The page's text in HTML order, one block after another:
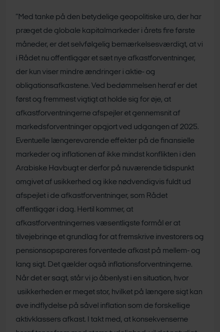
”Med tanke på den betydelige geopolitiske uro, der har
præget de globale kapitalmarkeder i årets fire første
måneder, er det selvfølgelig bemærkelsesværdigt, at vi
i Rådet nu offentliggør et sæt nye afkastforventninger,
der kun viser mindre ændringer i aktie- og
obligationsafkastene. Ved bedømmelsen heraf er det
først og fremmest vigtigt at holde sig for øje, at
afkastforventningerne afspejler et gennemsnit af
markedsforventninger opgjort ved udgangen af 2025.
Eventuelle længerevarende effekter på de finansielle
markeder og inflationen af ikke mindst konflikten i den
Arabiske Havbugt er derfor på nuværende tidspunkt
omgivet af usikkerhed og ikke nødvendigvis fuldt ud
afspejlet i de afkastforventninger, som Rådet
offentliggør i dag. Hertil kommer, at
afkastforventningernes væsentligste formål er at
tilvejebringe et grundlag for at fremskrive investorers og
pensionsopspareres forventede afkast på mellem- og
lang sigt. Det gælder også inflationsforventningerne.
Når det er sagt, står vi jo åbenlyst i en situation, hvor
usikkerheden er meget stor, hvilket på længere sigt kan
øve indflydelse på såvel inflation som de forskellige
aktivklassers afkast. I takt med, at konsekvenserne